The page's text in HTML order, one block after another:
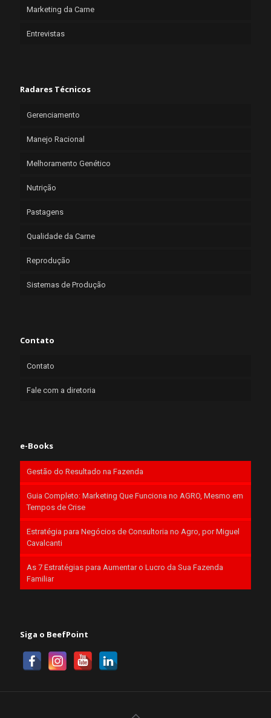
Marketing da Carne
Entrevistas
Radares Técnicos
Gerenciamento
Manejo Racional
Melhoramento Genético
Nutrição
Pastagens
Qualidade da Carne
Reprodução
Sistemas de Produção
Contato
Contato
Fale com a diretoria
e-Books
Gestão do Resultado na Fazenda
Guia Completo: Marketing Que Funciona no AGRO, Mesmo em
Tempos de Crise
Estratégia para Negócios de Consultoria no Agro, por Miguel
Cavalcanti
As 7 Estratégias para Aumentar o Lucro da Sua Fazenda
Familiar
Siga o BeefPoint